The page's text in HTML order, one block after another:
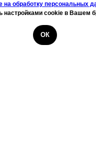
среды, раннего опыта,
нарушениях мозговой
и анализ
на обработку персональных
настройками cookie в Вашем
ОК